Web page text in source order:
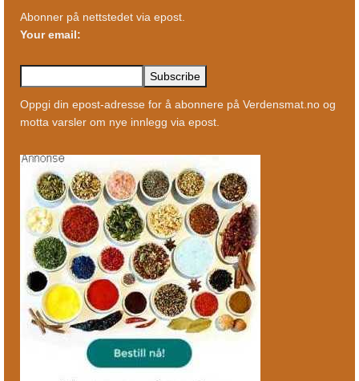
Abonner på nettstedet via epost.
Your email:
Oppgi din epost-adresse for å abonnere på Verdensmat.no og
motta varsler om nye innlegg via epost.